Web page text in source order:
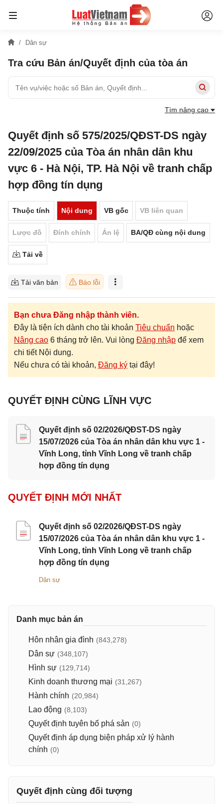
Dân sự
Tra cứu Bản án/Quyết định của tòa án
Tìm nâng cao
Quyết định số 575/2025/QĐST-DS ngày
22/09/2025 của Tòa án nhân dân khu
vực 6 - Hà Nội, TP. Hà Nội về tranh chấp
hợp đồng tín dụng
Thuộc tính Nội dung VB gốc VB liên quan
Lược đồ Đính chính Án lệ BA/QĐ cùng nội dung
Tải về
Tải văn bản Báo lỗi
Bạn chưa Đăng nhập thành viên.
Đây là tiện ích dành cho tài khoản Tiêu chuẩn hoặc
Nâng cao 6 tháng trở lên. Vui lòng Đăng nhập để xem
chi tiết Nội dung.
Nếu chưa có tài khoản, Đăng ký tại đây!
QUYẾT ĐỊNH CÙNG LĨNH VỰC
Quyết định số 02/2026/QĐST-DS ngày
15/07/2026 của Tòa án nhân dân khu vực 1 -
Vĩnh Long, tỉnh Vĩnh Long về tranh chấp
hợp đồng tín dụng
QUYẾT ĐỊNH MỚI NHẤT
Quyết định số 02/2026/QĐST-DS ngày
15/07/2026 của Tòa án nhân dân khu vực 1 -
Vĩnh Long, tỉnh Vĩnh Long về tranh chấp
hợp đồng tín dụng
Dân sự
Danh mục bản án
Hôn nhân gia đình (843,278)
Dân sự (348,107)
Hình sự (129,714)
Kinh doanh thương mại (31,267)
Hành chính (20,984)
Lao động (8,103)
Quyết định tuyên bố phá sản (0)
Quyết định áp dụng biện pháp xử lý hành
chính (0)
Quyết định cùng đối tượng